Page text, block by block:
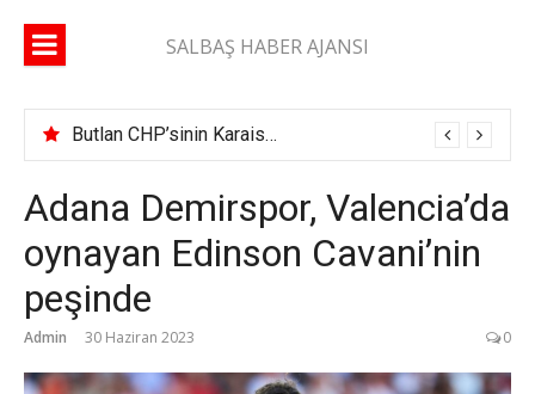
SALBAŞ HABER AJANSI
Butlan CHP’sinin Karaisalı İlçe Başkanı belli oldu
Adana Demirspor, Valencia’da
oynayan Edinson Cavani’nin
peşinde
Admin 30 Haziran 2023 0